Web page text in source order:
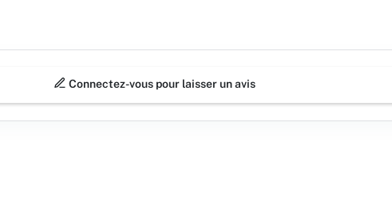
Connectez-vous pour laisser un avis